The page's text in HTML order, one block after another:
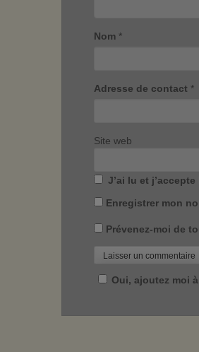
Nom *
Adresse de contact *
Site web
J’ai lu et j’accepte
Enregistrer mon
Prévenez-moi de
Oui, ajoutez moi